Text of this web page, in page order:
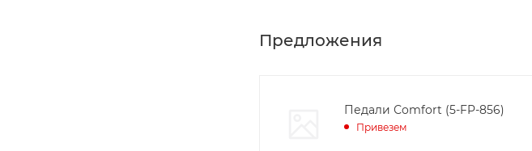
Предложения
Педали Сomfort (5-FP-856)
Привезем